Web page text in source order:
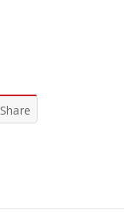
Share